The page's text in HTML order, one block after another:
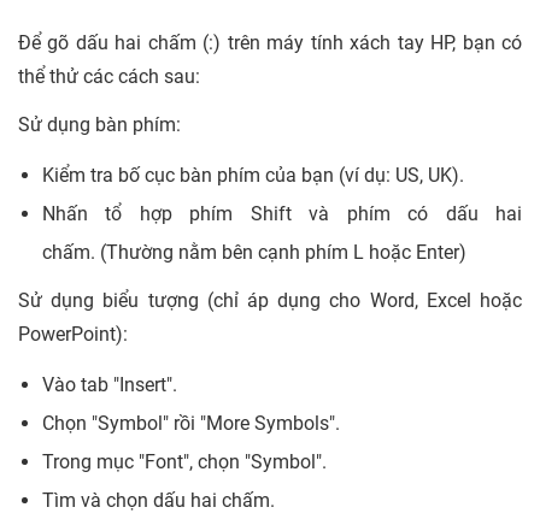
Để gõ dấu hai chấm (:) trên máy tính xách tay HP, bạn có
thể thử các cách sau:
Sử dụng bàn phím:
Kiểm tra bố cục bàn phím của bạn (ví dụ: US, UK).
Nhấn tổ hợp phím Shift và phím có dấu hai
chấm. (Thường nằm bên cạnh phím L hoặc Enter)
Sử dụng biểu tượng (chỉ áp dụng cho Word, Excel hoặc
PowerPoint):
Vào tab "Insert".
Chọn "Symbol" rồi "More Symbols".
Trong mục "Font", chọn "Symbol".
Tìm và chọn dấu hai chấm.